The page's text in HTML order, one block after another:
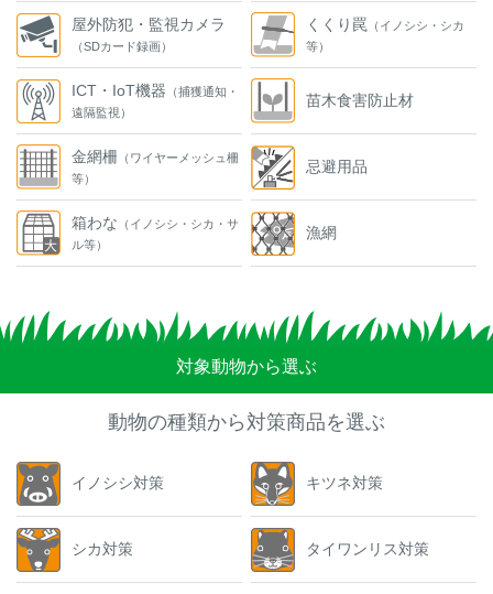
屋外防犯・監視カメラ
（SDカード録画）
ICT・IoT機器 （捕獲通知・
遠隔監視）
金網柵 （ワイヤーメッシュ柵
等）
箱わな （イノシシ・シカ・サ
ル等）
くくり罠 （イノシシ・シカ
等）
苗木食害防止材
忌避用品
漁網
対象動物から選ぶ
動物の種類から対策商品を選ぶ
イノシシ対策
シカ対策
キツネ対策
タイワンリス対策